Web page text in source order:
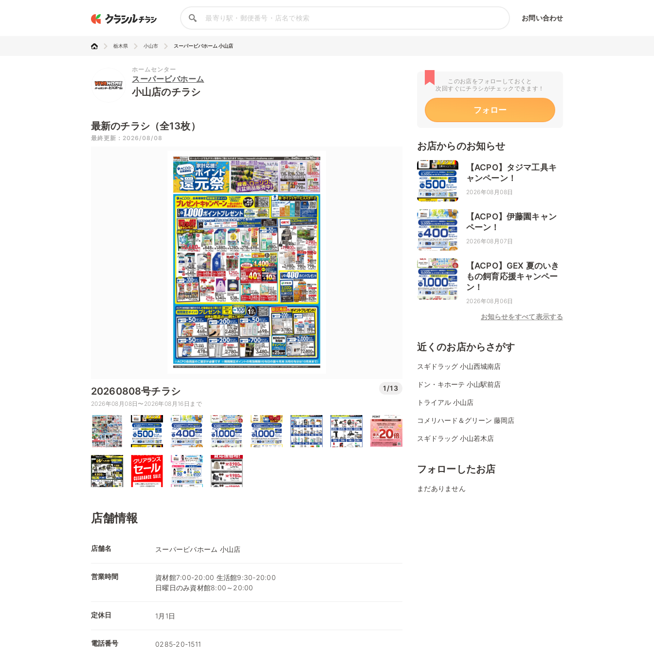
お問い合わせ
栃木県 小山市 スーパービバホーム 小山店
ホームセンター
スーパービバホーム
小山店のチラシ
最新のチラシ（全13枚）
最終更新：2026/08/08
20260808号チラシ 1/13
2026年08月08日〜2026年08月16日まで
店舗情報
店舗名 スーパービバホーム 小山店
営業時間
資材館7:00-20:00 生活館9:30-20:00
日曜日のみ資材館8:00～20:00
定休日 1月1日
電話番号 0285-20-1511
このお店をフォローしておくと
次回すぐにチラシがチェックできます！
フォロー
お店からのお知らせ
【ACPO】タジマ工具キ
ャンペーン！
2026年08月08日
【ACPO】伊藤園キャン
ペーン！
2026年08月07日
【ACPO】GEX 夏のいき
もの飼育応援キャンペー
ン！
2026年08月06日
お知らせをすべて表示する
近くのお店からさがす
スギドラッグ 小山西城南店
ドン・キホーテ 小山駅前店
トライアル 小山店
コメリハード＆グリーン 藤岡店
スギドラッグ 小山若木店
フォローしたお店
まだありません